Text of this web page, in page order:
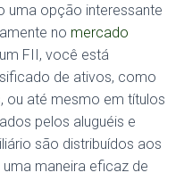
uma opção interessante
no mercado
FII, você está
de ativos, como
ou até mesmo em títulos
pelos aluguéis e
são distribuídos aos
maneira eficaz de